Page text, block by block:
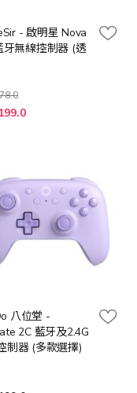
- 啟明星 Nova
牙無線控制器 (透
八位堂 -
2C 藍牙及2.4G
制器 (多款選擇)